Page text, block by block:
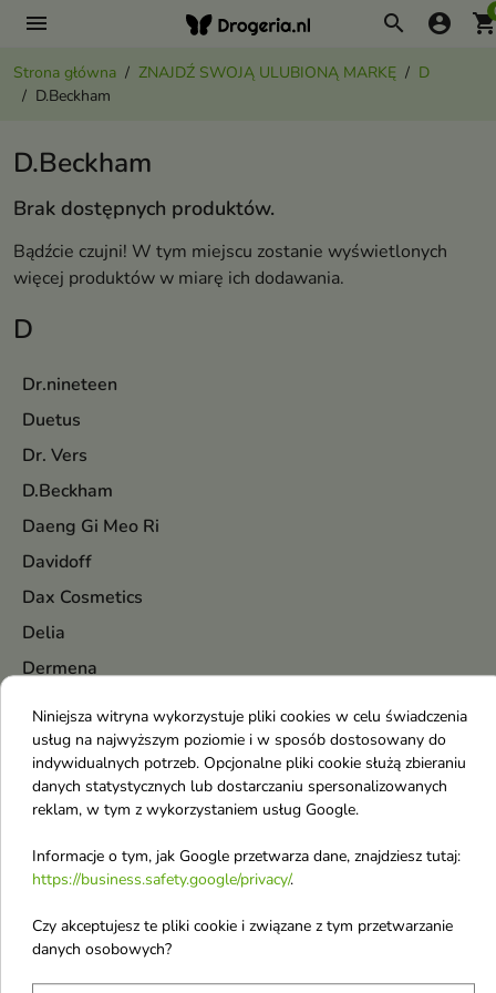
menu search account_circle
Strona główna ZNAJDŹ SWOJĄ ULUBIONĄ MARKĘ
D
D.Beckham
D
Dr.nineteen
Duetus
Dr. Vers
D.Beckham
Daeng Gi Meo Ri
Davidoff
Dax Cosmetics
Delia
Dermena
Diesel
Dior
DKNY
Dolce & Gabbana
Donegal
Dr. Althea
Dr. Hauschka
Dr. Santé
D.Beckham
Brak dostępnych produktów.
Bądźcie czujni! W tym miejscu zostanie wyświetlonych
więcej produktów w miarę ich dodawania.
Niniejsza witryna wykorzystuje pliki cookies w celu świadczenia
usług na najwyższym poziomie i w sposób dostosowany do
indywidualnych potrzeb. Opcjonalne pliki cookie służą zbieraniu
danych statystycznych lub dostarczaniu spersonalizowanych
reklam, w tym z wykorzystaniem usług Google.
Informacje o tym, jak Google przetwarza dane, znajdziesz tutaj:
https://business.safety.google/privacy/.
Czy akceptujesz te pliki cookie i związane z tym przetwarzanie
danych osobowych?